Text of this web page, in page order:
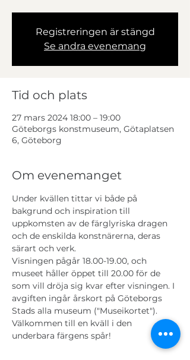
Registreringen är stängd
Se andra evenemang
Tid och plats
27 mars 2024 18:00 – 19:00
Göteborgs konstmuseum, Götaplatsen
6, Göteborg
Om evenemanget
Under kvällen tittar vi både på
bakgrund och inspiration till
uppkomsten av de färglyriska dragen
och de enskilda konstnärerna, deras
särart och verk.
Visningen pågår 18.00-19.00, och
museet håller öppet till 20.00 för de
som vill dröja sig kvar efter visningen. I
avgiften ingår årskort på Göteborgs
Stads alla museum ("Museikortet").
Välkommen till en kväll i den
underbara färgens spår!